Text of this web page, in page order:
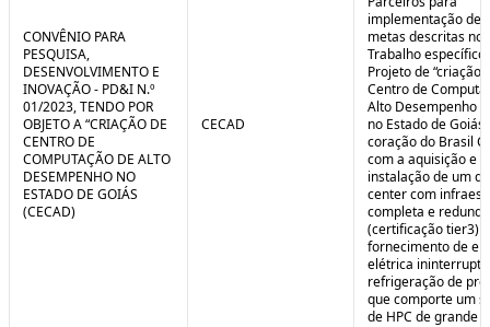
CONVÊNIO PARA
PESQUISA,
DESENVOLVIMENTO E
INOVAÇÃO - PD&I N.º
01/2023, TENDO POR
OBJETO A “CRIAÇÃO DE
CENTRO DE
COMPUTAÇÃO DE ALTO
DESEMPENHO NO
ESTADO DE GOIÁS
(CECAD)
CECAD
implementação de
metas descritas no
Trabalho específico
Projeto de “criação
Centro de
Alto Desempenho
no Estado de
coração do Brasil
com a aquisição e
instalação de um
center com
completa e
(certificação tier3)
fornecimento de
elétrica
refrigeração de
que comporte um
de HPC de grande